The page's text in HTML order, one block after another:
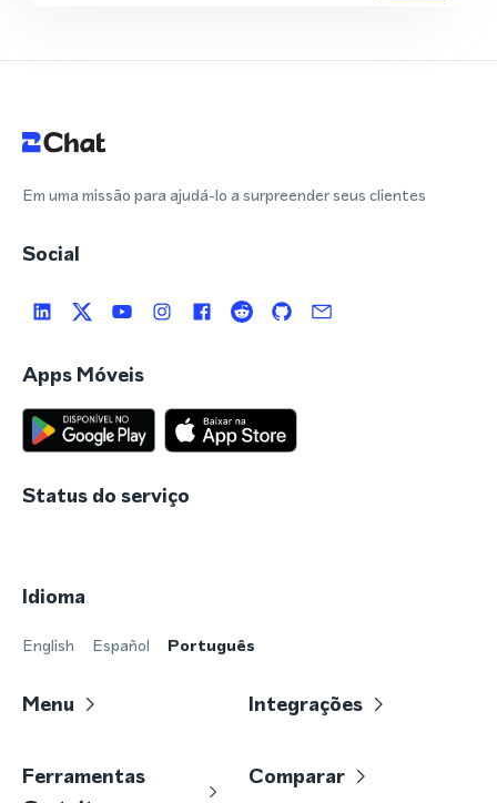
Em uma missão para ajudá-lo a surpreender seus clientes
Social
Apps Móveis
Status do serviço
Idioma
English Español Português
Menu Integrações
Ferramentas
Comparar